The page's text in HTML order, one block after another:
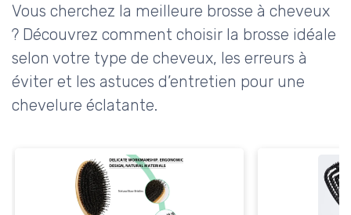
Vous cherchez la meilleure brosse à cheveux
? Découvrez comment choisir la brosse idéale
selon votre type de cheveux, les erreurs à
éviter et les astuces d’entretien pour une
chevelure éclatante.